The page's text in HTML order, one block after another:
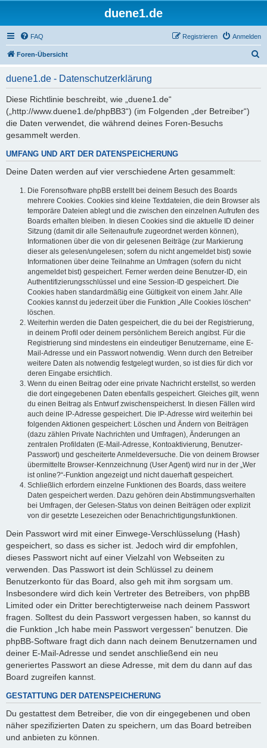
duene1.de
FAQ Anmelden
Registrieren
Foren-Übersicht
duene1.de - Datenschutzerklärung
Diese Richtlinie beschreibt, wie „duene1.de“
(„http://www.duene1.de/phpBB3“) (im Folgenden „der Betreiber“)
die Daten verwendet, die während deines Foren-Besuchs
gesammelt werden.
UMFANG UND ART DER DATENSPEICHERUNG
Deine Daten werden auf vier verschiedene Arten gesammelt:
Die Forensoftware phpBB erstellt bei deinem Besuch des Boards
mehrere Cookies. Cookies sind kleine Textdateien, die dein Browser als
temporäre Dateien ablegt und die zwischen den einzelnen Aufrufen des
Boards erhalten bleiben. In diesen Cookies sind die aktuelle ID deiner
Sitzung (damit dir alle Seitenaufrufe zugeordnet werden können),
Informationen über die von dir gelesenen Beiträge (zur Markierung
dieser als gelesen/ungelesen; sofern du nicht angemeldet bist) sowie
Informationen über deine Teilnahme an Umfragen (sofern du nicht
angemeldet bist) gespeichert. Ferner werden deine Benutzer-ID, ein
Authentifizierungsschlüssel und eine Session-ID gespeichert. Die
Cookies haben standardmäßig eine Gültigkeit von einem Jahr. Alle
Cookies kannst du jederzeit über die Funktion „Alle Cookies löschen“
löschen.
Weiterhin werden die Daten gespeichert, die du bei der Registrierung,
in deinem Profil oder deinem persönlichem Bereich angibst. Für die
Registrierung sind mindestens ein eindeutiger Benutzername, eine E-
Mail-Adresse und ein Passwort notwendig. Wenn durch den Betreiber
weitere Daten als notwendig festgelegt wurden, so ist dies für dich vor
deren Eingabe ersichtlich.
Wenn du einen Beitrag oder eine private Nachricht erstellst, so werden
die dort eingegebenen Daten ebenfalls gespeichert. Gleiches gilt, wenn
du einen Beitrag als Entwurf zwischenspeicherst. In diesen Fällen wird
auch deine IP-Adresse gespeichert. Die IP-Adresse wird weiterhin bei
folgenden Aktionen gespeichert: Löschen und Ändern von Beiträgen
(dazu zählen Private Nachrichten und Umfragen), Änderungen an
zentralen Profildaten (E-Mail-Adresse, Kontoaktivierung, Benutzer-
Passwort) und gescheiterte Anmeldeversuche. Die von deinem Browser
übermittelte Browser-Kennzeichnung (User Agent) wird nur in der „Wer
ist online?“-Funktion angezeigt und nicht dauerhaft gespeichert.
Schließlich erfordern einzelne Funktionen des Boards, dass weitere
Daten gespeichert werden. Dazu gehören dein Abstimmungsverhalten
bei Umfragen, der Gelesen-Status von deinen Beiträgen oder explizit
von dir gesetzte Lesezeichen oder Benachrichtigungsfunktionen.
Dein Passwort wird mit einer Einwege-Verschlüsselung (Hash)
gespeichert, so dass es sicher ist. Jedoch wird dir empfohlen,
dieses Passwort nicht auf einer Vielzahl von Webseiten zu
verwenden. Das Passwort ist dein Schlüssel zu deinem
Benutzerkonto für das Board, also geh mit ihm sorgsam um.
Insbesondere wird dich kein Vertreter des Betreibers, von phpBB
Limited oder ein Dritter berechtigterweise nach deinem Passwort
fragen. Solltest du dein Passwort vergessen haben, so kannst du
die Funktion „Ich habe mein Passwort vergessen“ benutzen. Die
phpBB-Software fragt dich dann nach deinem Benutzernamen und
deiner E-Mail-Adresse und sendet anschließend ein neu
generiertes Passwort an diese Adresse, mit dem du dann auf das
Board zugreifen kannst.
GESTATTUNG DER DATENSPEICHERUNG
Du gestattest dem Betreiber, die von dir eingegebenen und oben
näher spezifizierten Daten zu speichern, um das Board betreiben
und anbieten zu können.